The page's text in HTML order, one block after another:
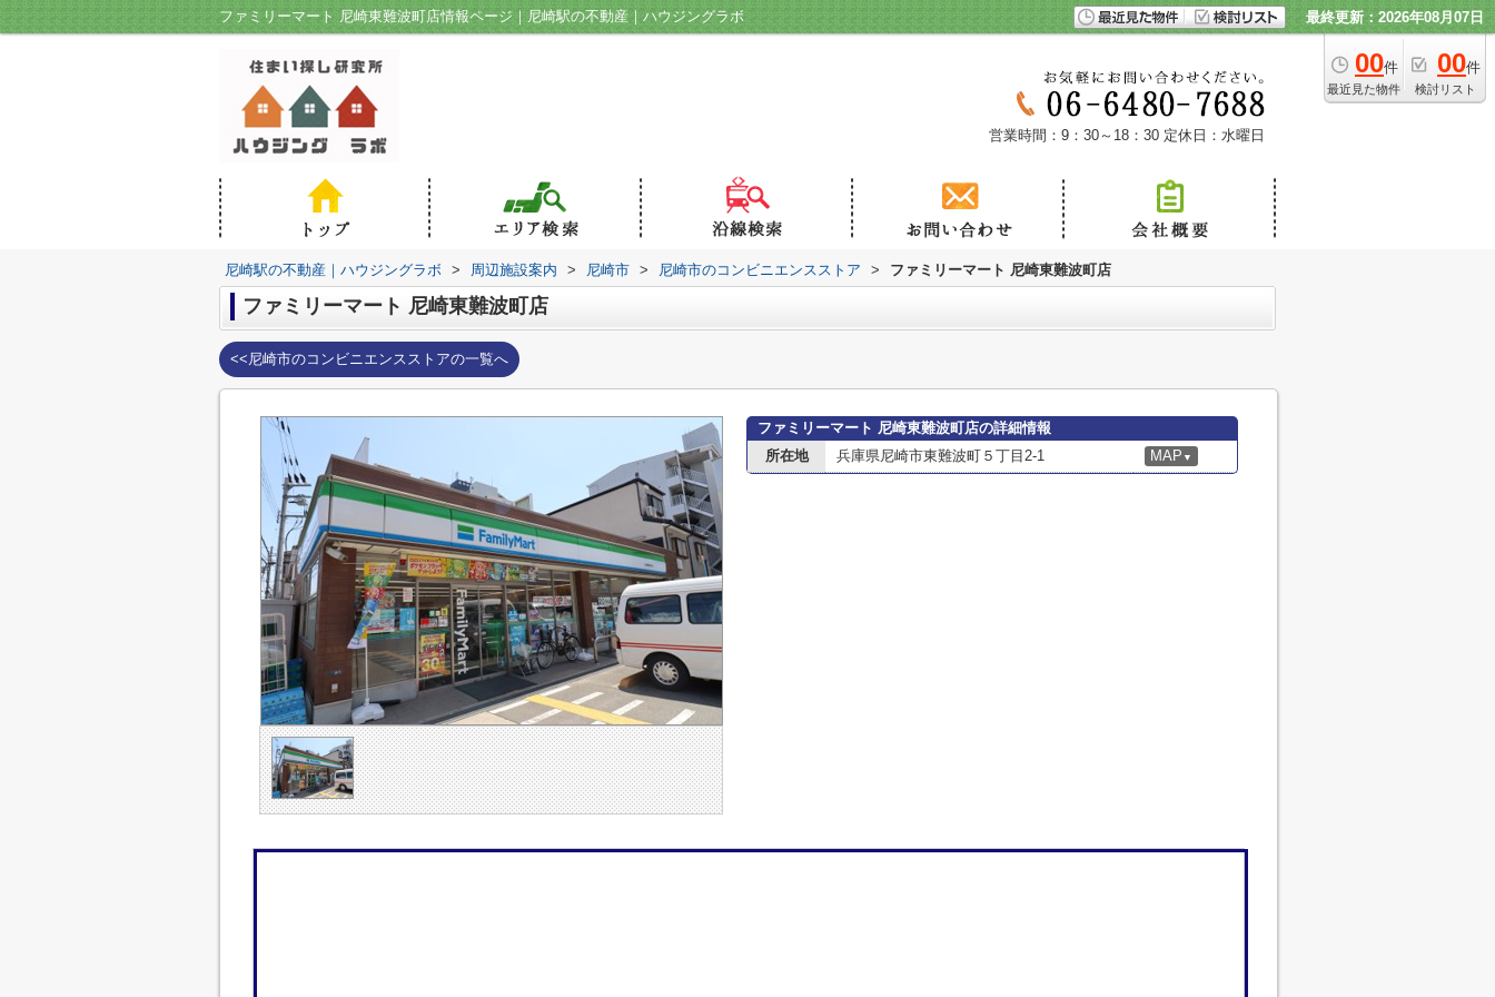
ファミリーマート 尼崎東難波町店情報ページ｜尼崎駅の不動産｜ハウジングラボ 最終更新：2026年08月07日
00件
最近見た物件
00件
検討リスト
営業時間：9：30～18：30 定休日：水曜日
尼崎駅の不動産｜ハウジングラボ > 周辺施設案内 > 尼崎市 > 尼崎市のコンビニエンスストア > ファミリーマート 尼崎東難波町店
ファミリーマート 尼崎東難波町店
<<尼崎市のコンビニエンスストアの一覧へ
ファミリーマート 尼崎東難波町店の詳細情報
所在地
兵庫県尼崎市東難波町５丁目2-1 MAP ▼